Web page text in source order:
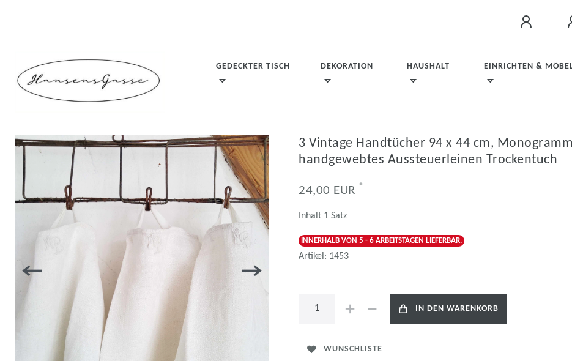
GEDECKTER TISCH DEKORATION HAUSHALT EINRICHTEN &
3 Vintage Handtücher 94 x 44 cm,
handgewebtes Aussteuerleinen Trockentuch
24,00 EUR *
Inhalt 1 Satz
INNERHALB VON 5 - 6 ARBEITSTAGEN LIEFERBAR.
Artikel: 1453
IN DEN WARENKORB
WUNSCHLISTE